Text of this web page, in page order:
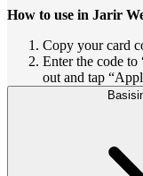
How to use in Jarir
Copy your card
Enter the code
out and tap